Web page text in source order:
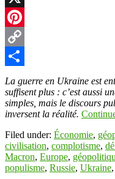
X
Pinterest
Copy
Link
Partager
La guerre en Ukraine est
suffisent plus : c’est aussi
simples, mais le discours
inversent la réalité.
Filed under: Économie,
civilisation, complotisme,
Macron, Europe,
populisme, Russie, Ukraine,